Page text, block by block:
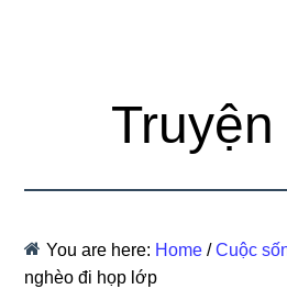
You are here: Home / Cuộc
nghèo đi họp lớp